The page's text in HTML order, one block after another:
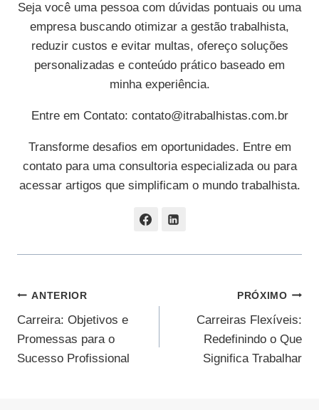
Seja você uma pessoa com dúvidas pontuais ou uma
empresa buscando otimizar a gestão trabalhista,
reduzir custos e evitar multas, ofereço soluções
personalizadas e conteúdo prático baseado em
minha experiência.
Entre em Contato: contato@itrabalhistas.com.br
Transforme desafios em oportunidades. Entre em
contato para uma consultoria especializada ou para
acessar artigos que simplificam o mundo trabalhista.
Navegação
De
Post
ANTERIOR
Carreira: Objetivos e
Promessas para o
Sucesso Profissional
PRÓXIMO
Carreiras Flexíveis:
Redefinindo o Que
Significa Trabalhar